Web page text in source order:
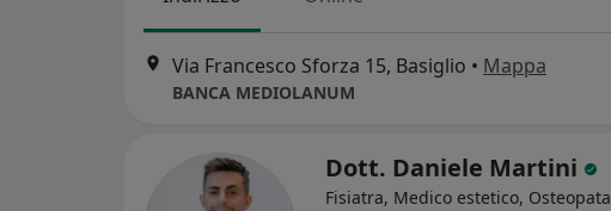
Via Francesco Sforza 15, Basiglio • Mappa
BANCA MEDIOLANUM
Dott. Daniele Martini
Fisiatra, Medico estetico, Osteopata